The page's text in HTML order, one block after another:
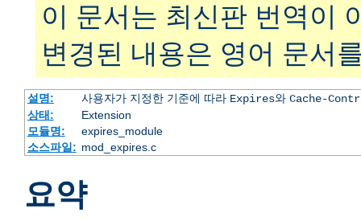
이 문서는 최신판 번역이
변경된 내용은 영어 문서
설명: 사용자가 지정한 기준에 따라 Expires와 Cache-
상태:
Extension
모듈명:
expires_module
소스파일: mod_expires.c
요약